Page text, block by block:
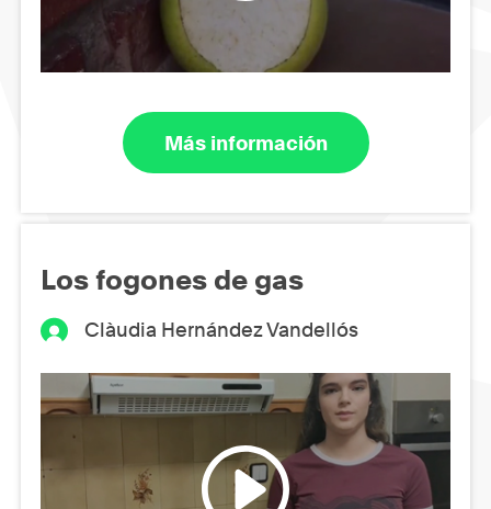
Más información
Los fogones de gas
Clàudia Hernández Vandellós